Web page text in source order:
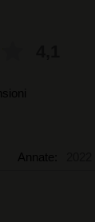
Annate: